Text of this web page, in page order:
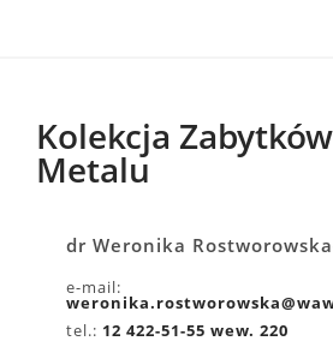
Kolekcja
Metalu
dr Weronika
e-mail:
tel.: 12 422-51-55 wew. 220